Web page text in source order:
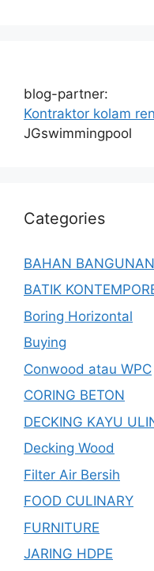
blog-partner:
Kontraktor kolam
JGswimmingpool
Categories
BAHAN BANGUNAN
BATIK
Boring Horizontal
Buying
Conwood atau WPC
CORING BETON
DECKING KAYU
Decking Wood
Filter Air Bersih
FOOD CULINARY
FURNITURE
JARING HDPE